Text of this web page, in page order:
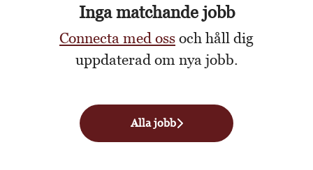
Inga matchande jobb
Connecta med oss och håll dig
uppdaterad om nya jobb.
Alla jobb